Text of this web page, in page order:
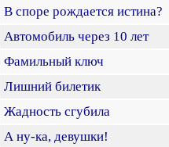
В споре рождается истина?
Автомобиль через 10 лет
Фамильный ключ
Лишний билетик
Жадность сгубила
А ну-ка, девушки!